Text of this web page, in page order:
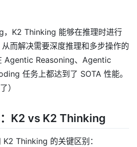
K2 Thinking 能够在推理时进行
而解决需要深度推理和多步操作的
Agentic Reasoning、Agentic
任务上都达到了 SOTA 性能。
）
K2 vs K2 Thinking
Thinking 的关键区别：